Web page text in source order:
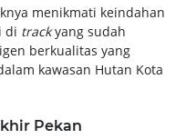
menikmati keindahan
di trackyang sudah
berkualitas yang
kawasan Hutan Kota
Pekan